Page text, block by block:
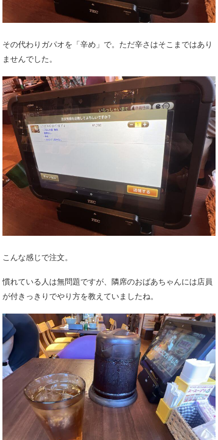
その代わりガパオを「辛め」で。ただ辛さはそこまではあり
ませんでした。
こんな感じで注文。
慣れている人は無問題ですが、隣席のおばあちゃんには店員
が付きっきりでやり方を教えていましたね。